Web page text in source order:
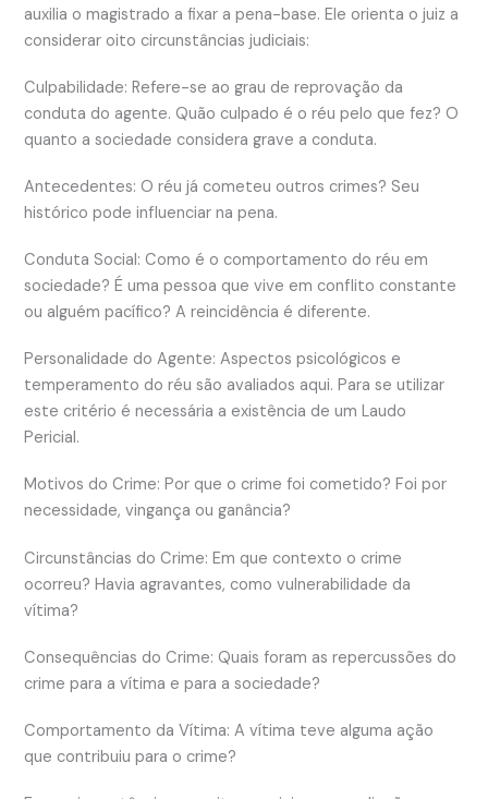
auxilia o magistrado a fixar a pena-base. Ele orienta o juiz a
considerar oito circunstâncias judiciais:
Culpabilidade: Refere-se ao grau de reprovação da
conduta do agente. Quão culpado é o réu pelo que fez? O
quanto a sociedade considera grave a conduta.
Antecedentes: O réu já cometeu outros crimes? Seu
histórico pode influenciar na pena.
Conduta Social: Como é o comportamento do réu em
sociedade? É uma pessoa que vive em conflito constante
ou alguém pacífico? A reincidência é diferente.
Personalidade do Agente: Aspectos psicológicos e
temperamento do réu são avaliados aqui. Para se utilizar
este critério é necessária a existência de um Laudo
Pericial.
Motivos do Crime: Por que o crime foi cometido? Foi por
necessidade, vingança ou ganância?
Circunstâncias do Crime: Em que contexto o crime
ocorreu? Havia agravantes, como vulnerabilidade da
vítima?
Consequências do Crime: Quais foram as repercussões do
crime para a vítima e para a sociedade?
Comportamento da Vítima: A vítima teve alguma ação
que contribuiu para o crime?